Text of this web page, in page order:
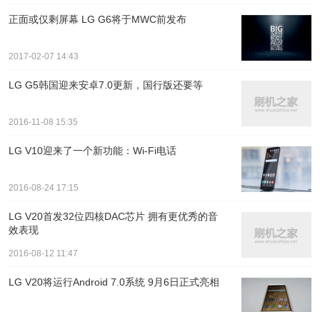
正面或仅剩屏幕 LG G6将于MWC前发布
2017-02-07 14:43
LG G5韩国迎来安卓7.0更新，国行版还要等
2016-11-08 15:35
LG V10迎来了一个新功能：Wi-Fi电话
2016-08-24 17:15
LG V20首发32位四核DAC芯片 拥有更优秀的音
效表现
2016-08-12 11:47
LG V20将运行Android 7.0系统 9月6日正式亮相